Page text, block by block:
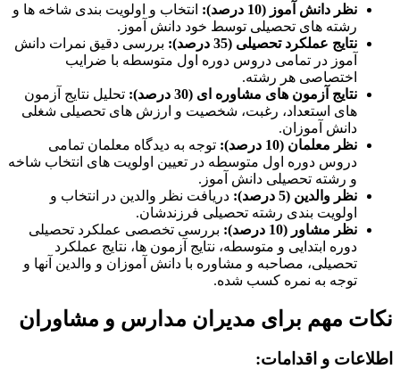
نظر دانش آموز (10 درصد):
انتخاب و اولویت بندی شاخه ها و
رشته های تحصیلی توسط خود دانش آموز.
نتایج عملکرد تحصیلی (35 درصد):
بررسی دقیق نمرات دانش
آموز در تمامی دروس دوره اول متوسطه با ضرایب
اختصاصی هر رشته.
نتایج آزمون های مشاوره ای (30 درصد):
تحلیل نتایج آزمون
های استعداد، رغبت، شخصیت و ارزش های تحصیلی شغلی
دانش آموزان.
نظر معلمان (10 درصد):
توجه به دیدگاه معلمان تمامی
دروس دوره اول متوسطه در تعیین اولویت های انتخاب شاخه
و رشته تحصیلی دانش آموز.
نظر والدین (5 درصد):
دریافت نظر والدین در انتخاب و
اولویت بندی رشته تحصیلی فرزندشان.
نظر مشاور (10 درصد):
بررسی تخصصی عملکرد تحصیلی
دوره ابتدایی و متوسطه، نتایج آزمون ها، نتایج عملکرد
تحصیلی، مصاحبه و مشاوره با دانش آموزان و والدین آنها و
توجه به نمره کسب شده.
نکات مهم برای مدیران مدارس و مشاوران
اطلاعات و اقدامات: